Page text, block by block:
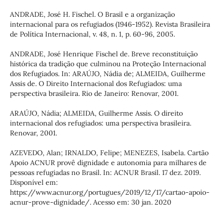
ANDRADE, José H. Fischel. O Brasil e a organização
internacional para os refugiados (1946-1952). Revista Brasileira
de Política Internacional, v. 48, n. 1, p. 60-96, 2005.
ANDRADE, José Henrique Fischel de. Breve reconstituição
histórica da tradição que culminou na Proteção Internacional
dos Refugiados. In: ARAÚJO, Nádia de; ALMEIDA, Guilherme
Assis de. O Direito Internacional dos Refugiados: uma
perspectiva brasileira. Rio de Janeiro: Renovar, 2001.
ARAÚJO, Nádia; ALMEIDA, Guilherme Assis. O direito
internacional dos refugiados: uma perspectiva brasileira.
Renovar, 2001.
AZEVEDO, Alan; IRNALDO, Felipe; MENEZES, Isabela. Cartão
Apoio ACNUR provê dignidade e autonomia para milhares de
pessoas refugiadas no Brasil. In: ACNUR Brasil. 17 dez. 2019.
Disponível em:
https://www.acnur.org/portugues/2019/12/17/cartao-apoio-
acnur-prove-dignidade/. Acesso em: 30 jan. 2020